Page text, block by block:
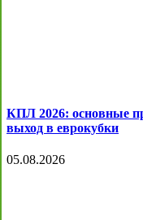
КПЛ 2026: основные
выход в еврокубки
05.08.2026